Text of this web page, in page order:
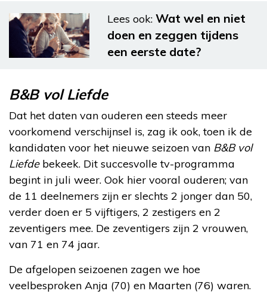
Lees ook: Wat wel en niet
doen en zeggen tijdens
een eerste date?
B&B vol Liefde
Dat het daten van ouderen een steeds meer
voorkomend verschijnsel is, zag ik ook, toen ik de
kandidaten voor het nieuwe seizoen van B&B vol
Liefdebekeek. Dit succesvolle tv-programma
begint in juli weer. Ook hier vooral ouderen; van
de 11 deelnemers zijn er slechts 2 jonger dan 50,
verder doen er 5 vijftigers, 2 zestigers en 2
zeventigers mee. De zeventigers zijn 2 vrouwen,
van 71 en 74 jaar.
De afgelopen seizoenen zagen we hoe
veelbesproken Anja (70) en Maarten (76) waren.